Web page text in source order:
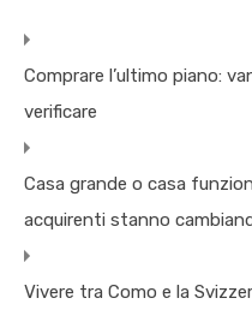
Comprare l’ultimo piano:
verificare
Casa grande o casa
acquirenti stanno
Vivere tra Como e la